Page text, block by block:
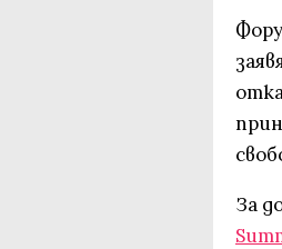
За